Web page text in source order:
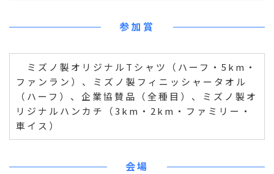
参加賞
ミズノ製オリジナルTシャツ（ハーフ・5km・
ファンラン）、ミズノ製フィニッシャータオル
（ハーフ）、企業協賛品（全種目）、ミズノ製オ
リジナルハンカチ（3km・2km・ファミリー・
車イス）
会場